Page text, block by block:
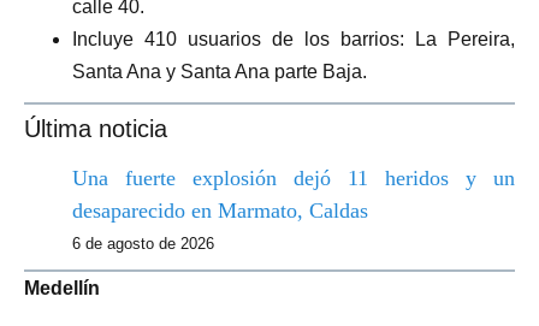
calle 40.
Incluye 410 usuarios de los barrios: La Pereira,
Santa Ana y Santa Ana parte Baja.
Última noticia
Una fuerte explosión dejó 11 heridos y un
desaparecido en Marmato, Caldas
6 de agosto de 2026
Medellín